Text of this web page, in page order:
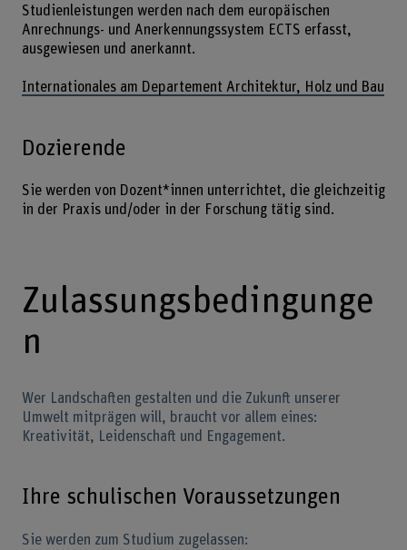
Studienleistungen werden nach dem europäischen
Anrechnungs- und Anerkennungssystem ECTS erfasst,
ausgewiesen und anerkannt.
Internationales am Departement Architektur, Holz und Bau
Dozierende
Sie werden von Dozent*innen unterrichtet, die gleichzeitig
in der Praxis und/oder in der Forschung tätig sind.
Zulassungsbedingunge
n
Wer Landschaften gestalten und die Zukunft unserer
Umwelt mitprägen will, braucht vor allem eines:
Kreativität, Leidenschaft und Engagement.
Ihre schulischen Voraussetzungen
Sie werden zum Studium zugelassen: